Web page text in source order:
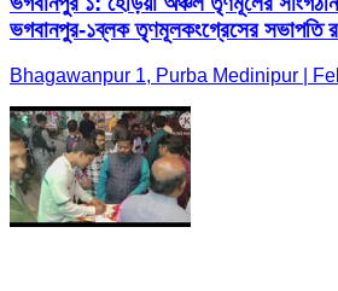
ভগবানপুর-১ব্লক তৃণমূলকংগ্রেসের সভাপতি
Bhagawanpur 1, Purba Medinipur |